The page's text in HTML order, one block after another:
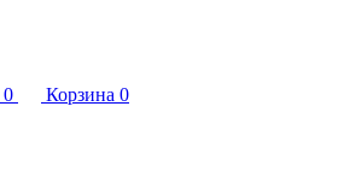
0 Корзина 0